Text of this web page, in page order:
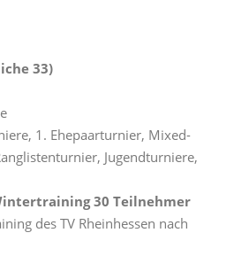
33)
1. Ehepaarturnier, Mixed-
Jugendturniere,
30 Teilnehmer
des TV Rheinhessen nach